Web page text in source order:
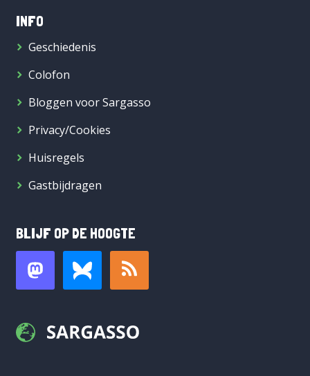
INFO
Geschiedenis
Colofon
Bloggen voor Sargasso
Privacy/Cookies
Huisregels
Gastbijdragen
BLIJF OP DE HOOGTE